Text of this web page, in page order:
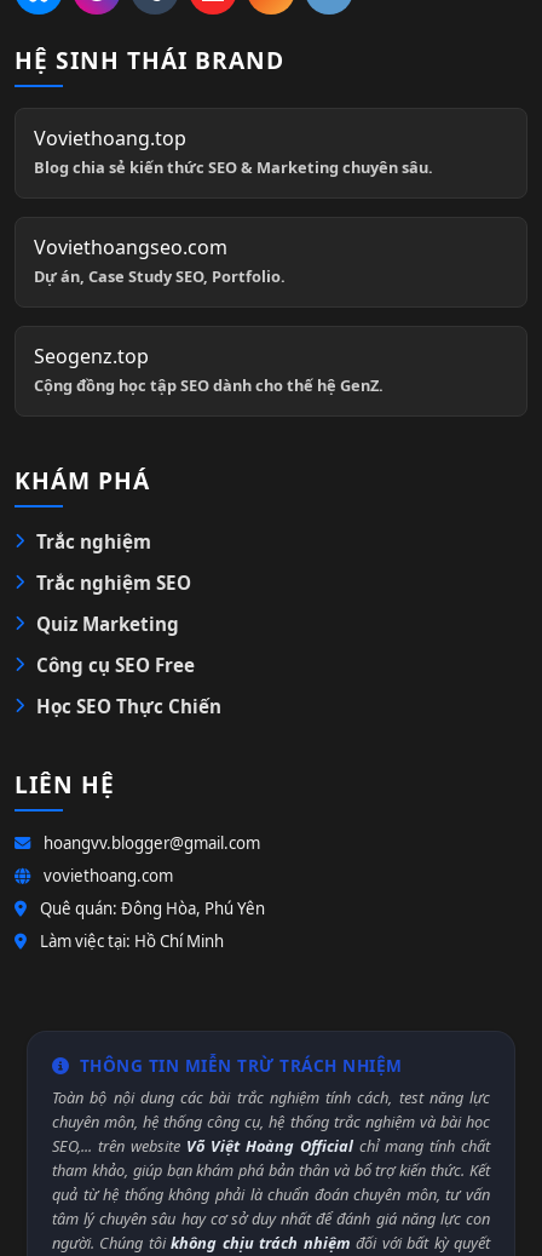
HỆ SINH THÁI BRAND
Voviethoang.top
Blog chia sẻ kiến thức SEO & Marketing chuyên sâu.
Voviethoangseo.com
Dự án, Case Study SEO, Portfolio.
Seogenz.top
Cộng đồng học tập SEO dành cho thế hệ GenZ.
KHÁM PHÁ
Trắc nghiệm
Trắc nghiệm SEO
Quiz Marketing
Công cụ SEO Free
Học SEO Thực Chiến
LIÊN HỆ
hoangvv.blogger@gmail.com
voviethoang.com
Quê quán: Đông Hòa, Phú Yên
Làm việc tại: Hồ Chí Minh
THÔNG TIN MIỄN TRỪ TRÁCH NHIỆM
Toàn bộ nội dung các bài trắc nghiệm tính cách, test năng lực
chuyên môn, hệ thống công cụ, hệ thống trắc nghiệm và bài học
SEO,... trên website Võ Việt Hoàng Official chỉ mang tính chất
tham khảo, giúp bạn khám phá bản thân và bổ trợ kiến thức. Kết
quả từ hệ thống không phải là chuẩn đoán chuyên môn, tư vấn
tâm lý chuyên sâu hay cơ sở duy nhất để đánh giá năng lực con
người. Chúng tôikhông chịu trách nhiệm đối với bất kỳ quyết